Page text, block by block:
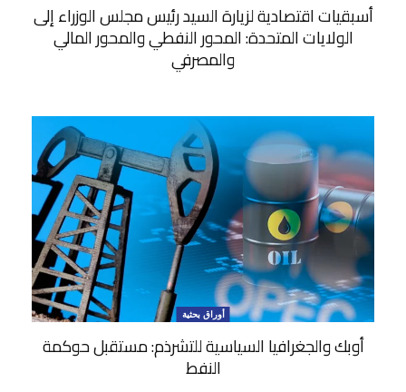
أسبقيات اقتصادية لزيارة السيد رئيس مجلس الوزراء إلى
الولايات المتحدة: المحور النفطي والمحور المالي
والمصرفي
أوراق بحثية
أوبك والجغرافيا السياسية للتشرذم: مستقبل حوكمة
النفط